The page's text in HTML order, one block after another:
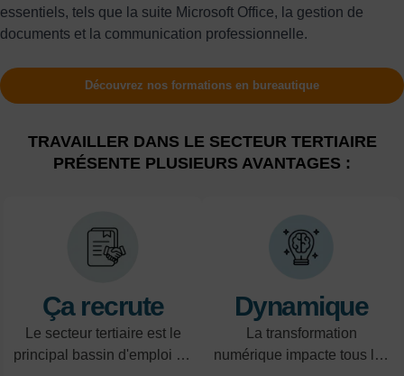
essentiels, tels que la suite Microsoft Office, la gestion de
documents et la communication professionnelle.
Découvrez nos formations en bureautique
TRAVAILLER DANS LE SECTEUR TERTIAIRE
PRÉSENTE PLUSIEURS AVANTAGES :
Ça recrute
Le secteur tertiaire est le
principal bassin d'emploi en
Dynamique
La transformation
numérique impacte tous les